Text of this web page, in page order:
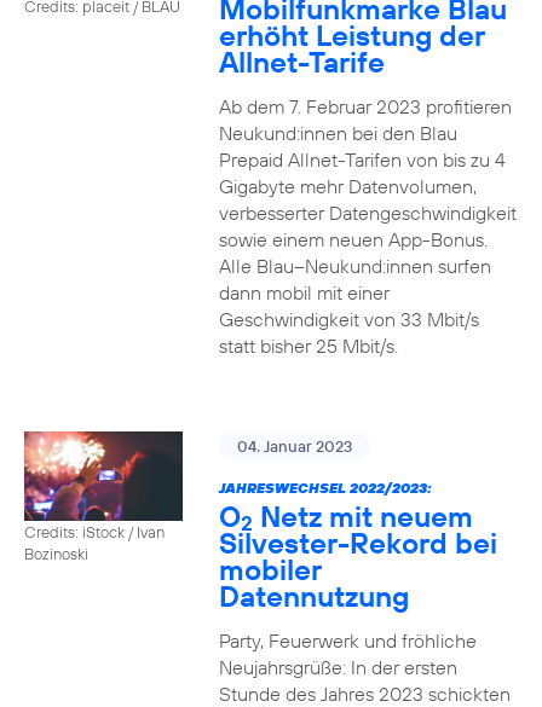
Credits: placeit / BLAU Mobilfunkmarke Blau
erhöht Leistung der
Allnet-Tarife
Ab dem 7. Februar 2023 profitieren
Neukund:innen bei den Blau
Prepaid Allnet-Tarifen von bis zu 4
Gigabyte mehr Datenvolumen,
verbesserter Datengeschwindigkeit
sowie einem neuen App-Bonus.
Alle Blau–Neukund:innen surfen
dann mobil mit einer
Geschwindigkeit von 33 Mbit/s
statt bisher 25 Mbit/s.
Credits: iStock / Ivan
Bozinoski
04. Januar 2023
JAHRESWECHSEL 2022/2023:
O2 Netz mit neuem
Silvester-Rekord bei
mobiler
Datennutzung
Party, Feuerwerk und fröhliche
Neujahrsgrüße: In der ersten
Stunde des Jahres 2023 schickten